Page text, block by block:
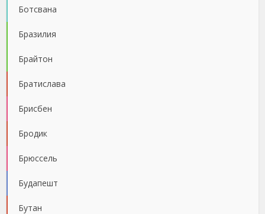
Ботсвана
Бразилия
Брайтон
Братислава
Брисбен
Бродик
Брюссель
Будапешт
Бутан